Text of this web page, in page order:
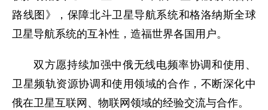
路线图》，保障北斗卫星导航系统和格洛纳斯全球
卫星导航系统的互补性，造福世界各国用户。
双方愿持续加强中俄无线电频率协调和使用、
卫星频轨资源协调和使用领域的合作，不断深化中
俄在卫星互联网、物联网领域的经验交流与合作。